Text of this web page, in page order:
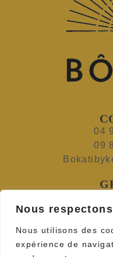
Nous
Nous utilisons des
expérience de
04
09
INSCRIVEZ À